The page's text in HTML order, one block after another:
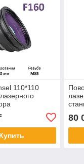
110*110
Купить
80